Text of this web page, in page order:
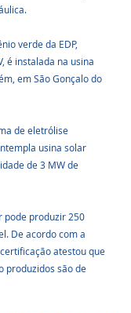
verde da EDP,
é instalada na usina
em São Gonçalo do
usina solar
de 3 MW de
De acordo com a
atestou que
produzidos são de